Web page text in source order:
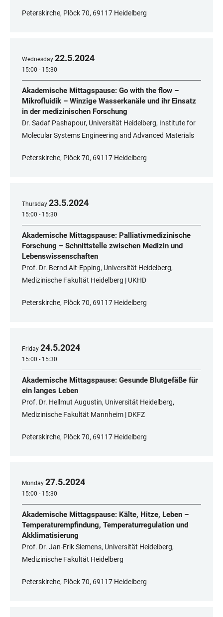
Peterskirche, Plöck 70, 69117 Heidelberg
Wednesday 22.5.2024
15:00 - 15:30
Akademische Mittagspause: Go with the flow –
Mikrofluidik – Winzige Wasserkanäle und ihr Einsatz
in der medizinischen Forschung
Dr. Sadaf Pashapour, Universität Heidelberg, Institute for
Molecular Systems Engineering and Advanced Materials
Peterskirche, Plöck 70, 69117 Heidelberg
Thursday 23.5.2024
15:00 - 15:30
Akademische Mittagspause: Palliativmedizinische
Forschung – Schnittstelle zwischen Medizin und
Lebenswissenschaften
Prof. Dr. Bernd Alt-Epping, Universität Heidelberg,
Medizinische Fakultät Heidelberg | UKHD
Peterskirche, Plöck 70, 69117 Heidelberg
Friday 24.5.2024
15:00 - 15:30
Akademische Mittagspause: Gesunde Blutgefäße für
ein langes Leben
Prof. Dr. Hellmut Augustin, Universität Heidelberg,
Medizinische Fakultät Mannheim | DKFZ
Peterskirche, Plöck 70, 69117 Heidelberg
Monday 27.5.2024
15:00 - 15:30
Akademische Mittagspause: Kälte, Hitze, Leben –
Temperaturempfindung, Temperaturregulation und
Akklimatisierung
Prof. Dr. Jan-Erik Siemens, Universität Heidelberg,
Medizinische Fakultät Heidelberg
Peterskirche, Plöck 70, 69117 Heidelberg